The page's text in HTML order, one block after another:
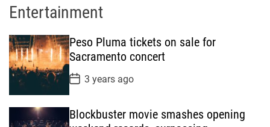
Entertainment
Peso Pluma tickets on sale for
Sacramento concert
P
o
s
t
D
3 years ago
Blockbuster movie smashes opening